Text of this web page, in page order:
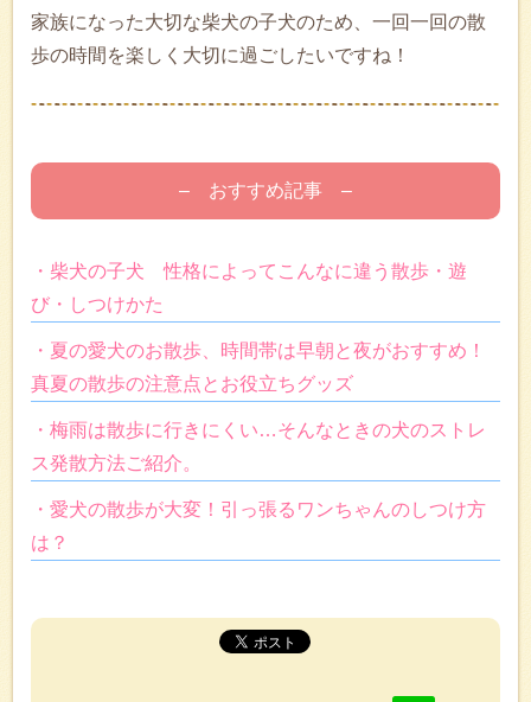
家族になった大切な柴犬の子犬のため、一回一回の散
歩の時間を楽しく大切に過ごしたいですね！
– おすすめ記事 –
・柴犬の子犬 性格によってこんなに違う散歩・遊
び・しつけかた
・夏の愛犬のお散歩、時間帯は早朝と夜がおすすめ！
真夏の散歩の注意点とお役立ちグッズ
・梅雨は散歩に行きにくい…そんなときの犬のストレ
ス発散方法ご紹介。
・愛犬の散歩が大変！引っ張るワンちゃんのしつけ方
は？